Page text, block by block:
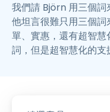
我們請 Björn 用三個
他坦言很難只用三個
單、實惠，還有超智
詞，但是超智慧化的支